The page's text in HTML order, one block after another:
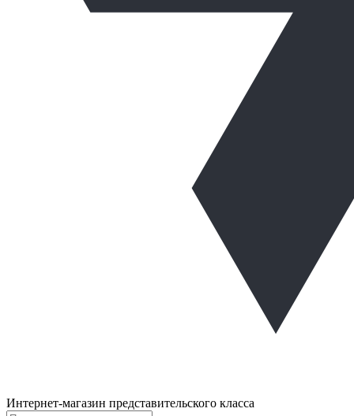
Интернет-магазин представительского класса